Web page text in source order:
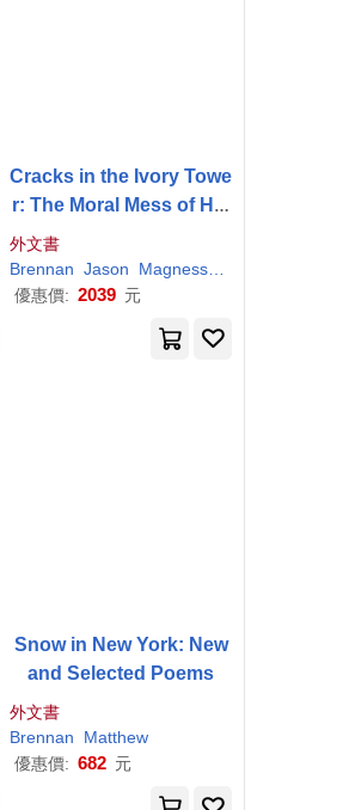
Cracks in the Ivory Towe
r: The Moral Mess of Hig
her Education
外文書
Brennan Jason Magness
優惠價: 2039 元
Snow in New York: New
and Selected Poems
外文書
Brennan
Matthew
優惠價: 682 元